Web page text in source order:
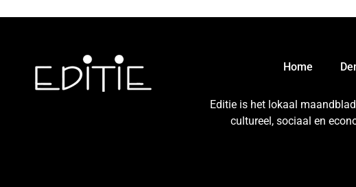
Home
Editie is het lokaal
cultureel, sociaal en